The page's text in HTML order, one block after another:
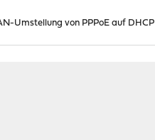
Umstellung von PPPoE auf DHCP